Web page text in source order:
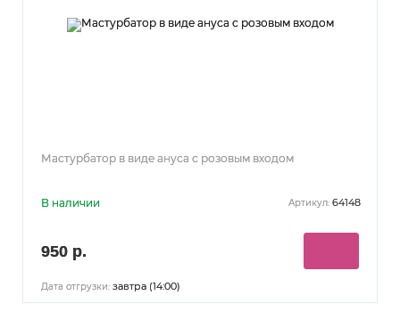
Мастурбатор в виде ануса с розовым входом
В наличии Артикул: 64148
950 р.
Дата отгрузки: завтра (14:00)